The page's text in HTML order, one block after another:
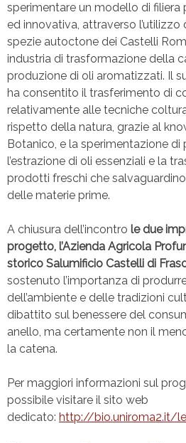
sperimentare un modello di
ed innovativa, attraverso
spezie autoctone dei Castelli
industria di trasformazione della
produzione di oli aromatizzati. Il
ha consentito il trasferimento di
relativamente alle tecniche
rispetto della natura, grazie al
Botanico, e la sperimentazione
l’estrazione di oli essenziali e la
prodotti freschi che
delle materie prime.
A chiusura dell’incontro le due
progetto, l’Azienda Agricola
storico Salumificio Castelli di
sostenuto l’importanza di
dell’ambiente e delle tradizioni
dibattito sul benessere del
anello, ma certamente non il
la catena.
Per maggiori informazioni sul
possibile visitare il sito web
dedicato: http://bio.uniroma2.it/